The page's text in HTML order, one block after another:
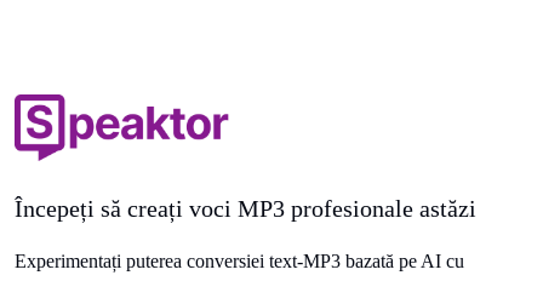
Începeți să creați voci MP3 profesionale astăzi
Experimentați puterea conversiei text-MP3 bazată pe AI cu